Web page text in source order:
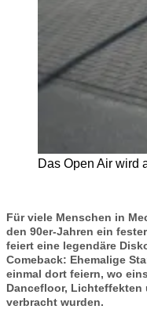
Das Open Air wird
Für viele Menschen in
den 90er-Jahren ein
feiert eine legendäre
Comeback: Ehemalige
einmal dort feiern, wo
Dancefloor,
verbracht wurden.